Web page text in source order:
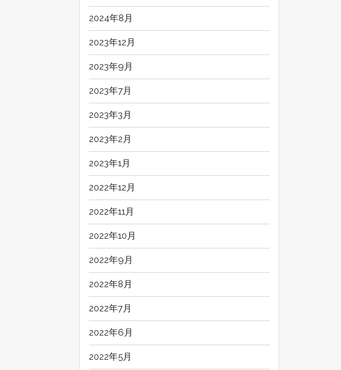
2024年8月
2023年12月
2023年9月
2023年7月
2023年3月
2023年2月
2023年1月
2022年12月
2022年11月
2022年10月
2022年9月
2022年8月
2022年7月
2022年6月
2022年5月